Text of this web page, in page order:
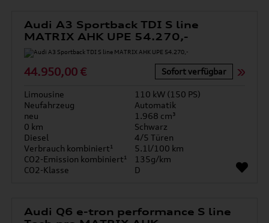
Audi A3 Sportback TDI S line
MATRIX AHK UPE 54.270,-
44.950,00 € Sofort verfügbar
Limousine
110 kW (150 PS)
Neufahrzeug
Automatik
neu
1.968 cm³
0 km
Schwarz
Diesel
4/5 Türen
Verbrauch kombiniert¹
5.1l/100 km
CO2-Emission kombiniert¹
135g/km
CO2-Klasse
D
Audi Q6 e-tron performance S line